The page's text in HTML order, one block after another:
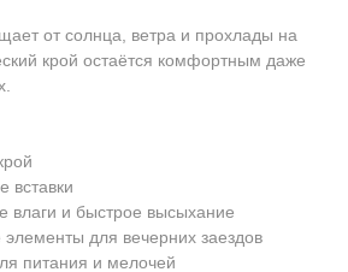
от солнца, ветра и прохлады на
крой остаётся комфортным даже
влаги и быстрое высыхание
для вечерних заездов
питания и мелочей